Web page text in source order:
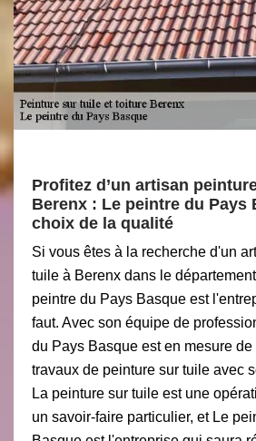
Profitez d’un artisan
Berenx : Le peintre du Pays
choix de la qualité
Si vous êtes à la recherche d'un
tuile à Berenx dans le
peintre du Pays Basque est
faut. Avec son équipe de
du Pays Basque est en mesure
travaux de peinture sur tuile avec
La peinture sur tuile est une
un savoir-faire particulier, et Le